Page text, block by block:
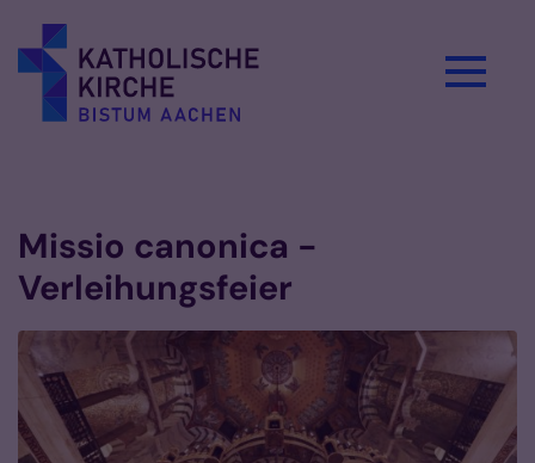
Missio canonica -
Verleihungsfeier